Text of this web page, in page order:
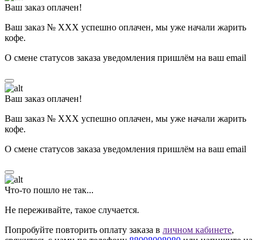
Ваш заказ оплачен!
Ваш заказ № ХХХ успешно оплачен, мы уже начали жарить
кофе.
О смене статусов заказа уведомления пришлём на ваш email
Ваш заказ оплачен!
Ваш заказ № ХХХ успешно оплачен, мы уже начали жарить
кофе.
О смене статусов заказа уведомления пришлём на ваш email
Что-то пошло не так...
Не переживайте, такое случается.
Попробуйте повторить оплату заказа в личном кабинете,